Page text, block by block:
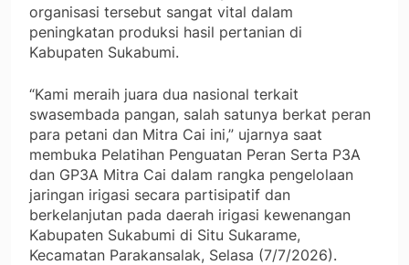
organisasi tersebut sangat vital dalam
peningkatan produksi hasil pertanian di
Kabupaten Sukabumi.
“Kami meraih juara dua nasional terkait
swasembada pangan, salah satunya berkat peran
para petani dan Mitra Cai ini,” ujarnya saat
membuka Pelatihan Penguatan Peran Serta P3A
dan GP3A Mitra Cai dalam rangka pengelolaan
jaringan irigasi secara partisipatif dan
berkelanjutan pada daerah irigasi kewenangan
Kabupaten Sukabumi di Situ Sukarame,
Kecamatan Parakansalak, Selasa (7/7/2026).